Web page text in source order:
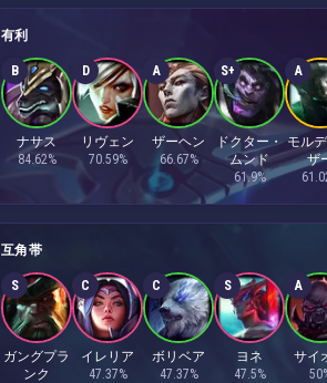
有利
B
ナサス
84.62%
D
リヴェン
70.59%
A
ザーヘン
66.67%
S+
ドクター・
ムンド
61.9%
A
モル
ザ
互角帯
S
ガングプラ
ンク
C
イレリア
47.37%
C
ボリベア
47.37%
S
ヨネ
47.5%
A
サイ